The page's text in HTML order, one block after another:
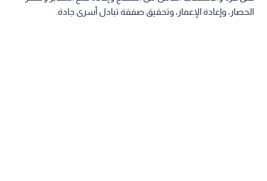
الحصار، وإعادة الإعمار، وتحقيق صفقة تبادل أسرى جادة.